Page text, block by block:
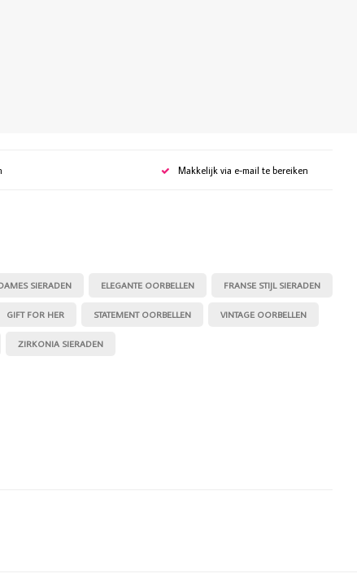
Makkelijk via e-mail te bereiken
SIERADEN ELEGANTE OORBELLEN FRANSE STIJL SIERADEN
GIFT FOR HER STATEMENT OORBELLEN VINTAGE OORBELLEN
ZIRKONIA SIERADEN